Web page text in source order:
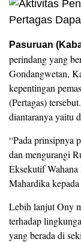
Pasuruan
perindang yang
Gondangwetan,
kepentingan
(Pertagas)
diantaranya yaitu
“Pada prinsipnya
dan mengurangi
Eksekutif
Mahardika
Lebih lanjut Ony
terhadap
yang berada di